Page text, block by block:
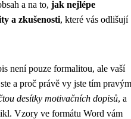
a na to, jak nejlépe
a zkušenosti, které vás odlišují
není pouze formalitou, ale vaší
a proč právě vy jste tím pravým
desítky motivačních dopisů, a
Vzory ve formátu Word vám